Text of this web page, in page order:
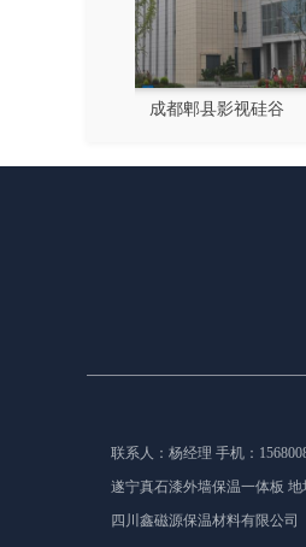
新都文汉
联系人：杨经理 手机：
遂宁真石漆外墙保温一体板 地
四川鑫磁源保温材料有限公